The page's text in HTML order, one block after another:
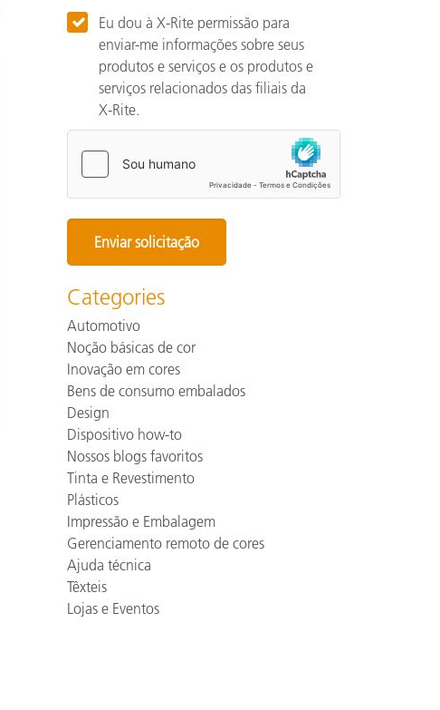
Eu dou à X-Rite permissão para
enviar-me informações sobre seus
produtos e serviços e os produtos e
serviços relacionados das filiais da
X-Rite.
Categories
Automotivo
Noção básicas de cor
Inovação em cores
Bens de consumo embalados
Design
Dispositivo how-to
Nossos blogs favoritos
Tinta e Revestimento
Plásticos
Impressão e Embalagem
Gerenciamento remoto de cores
Ajuda técnica
Têxteis
Lojas e Eventos